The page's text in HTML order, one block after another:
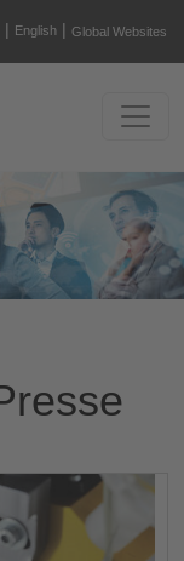
| English | Global Websites